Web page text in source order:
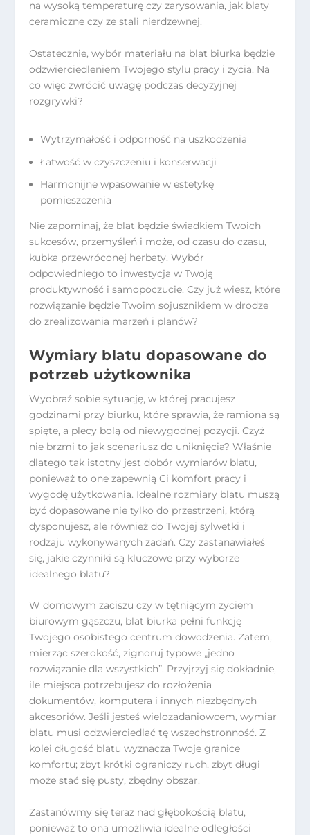
na wysoką temperaturę czy zarysowania, jak blaty
ceramiczne czy ze stali nierdzewnej.
Ostatecznie, wybór materiału na blat biurka będzie
odzwierciedleniem Twojego stylu pracy i życia. Na
co więc zwrócić uwagę podczas decyzyjnej
rozgrywki?
Wytrzymałość i odporność na uszkodzenia
Łatwość w czyszczeniu i konserwacji
Harmonijne wpasowanie w estetykę
pomieszczenia
Nie zapominaj, że blat będzie świadkiem Twoich
sukcesów, przemyśleń i może, od czasu do czasu,
kubka przewróconej herbaty. Wybór
odpowiedniego to inwestycja w Twoją
produktywność i samopoczucie. Czy już wiesz, które
rozwiązanie będzie Twoim sojusznikiem w drodze
do zrealizowania marzeń i planów?
Wymiary blatu dopasowane do
potrzeb użytkownika
Wyobraź sobie sytuację, w której pracujesz
godzinami przy biurku, które sprawia, że ramiona są
spięte, a plecy bolą od niewygodnej pozycji. Czyż
nie brzmi to jak scenariusz do uniknięcia? Właśnie
dlatego tak istotny jest dobór wymiarów blatu,
ponieważ to one zapewnią Ci komfort pracy i
wygodę użytkowania. Idealne rozmiary blatu muszą
być dopasowane nie tylko do przestrzeni, którą
dysponujesz, ale również do Twojej sylwetki i
rodzaju wykonywanych zadań. Czy zastanawiałeś
się, jakie czynniki są kluczowe przy wyborze
idealnego blatu?
W domowym zaciszu czy w tętniącym życiem
biurowym gąszczu, blat biurka pełni funkcję
Twojego osobistego centrum dowodzenia. Zatem,
mierząc szerokość, zignoruj typowe „jedno
rozwiązanie dla wszystkich”. Przyjrzyj się dokładnie,
ile miejsca potrzebujesz do rozłożenia
dokumentów, komputera i innych niezbędnych
akcesoriów. Jeśli jesteś wielozadaniowcem, wymiar
blatu musi odzwierciedlać tę wszechstronność. Z
kolei długość blatu wyznacza Twoje granice
komfortu; zbyt krótki ograniczy ruch, zbyt długi
może stać się pusty, zbędny obszar.
Zastanówmy się teraz nad głębokością blatu,
ponieważ to ona umożliwia idealne odległości